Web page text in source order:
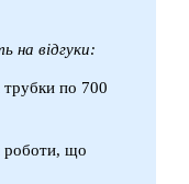
на відгуки:
трубки по 700
роботи, що